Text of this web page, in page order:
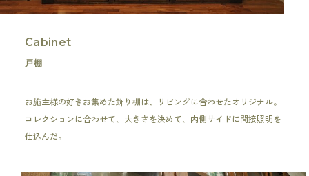
Cabinet
戸棚
お施主様の好きお集めた飾り棚は、リビングに合わせたオリジナル。
コレクションに合わせて、大きさを決めて、内側サイドに間接照明を
仕込んだ。